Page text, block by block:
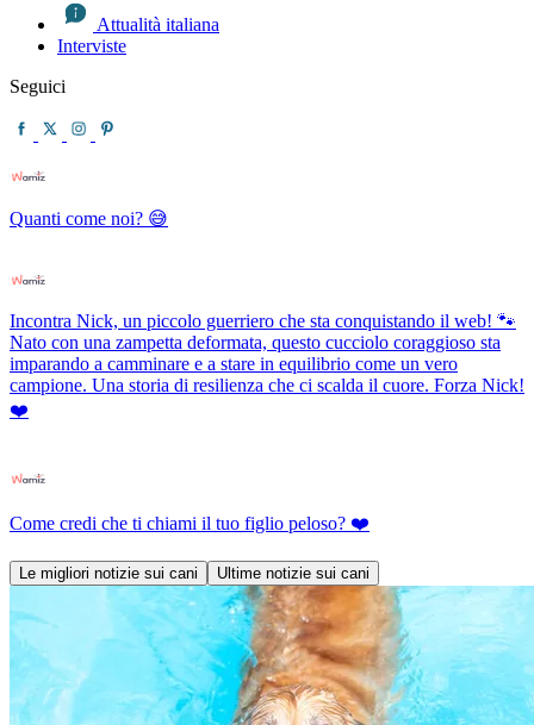
Attualità italiana
Interviste
Seguici
Quanti come noi? 😅
Incontra Nick, un piccolo guerriero che sta conquistando il web! 🐾
Nato con una zampetta deformata, questo cucciolo coraggioso sta
imparando a camminare e a stare in equilibrio come un vero
campione. Una storia di resilienza che ci scalda il cuore. Forza Nick!
❤️
Come credi che ti chiami il tuo figlio peloso? ❤️
Le migliori notizie sui cani Ultime notizie sui cani